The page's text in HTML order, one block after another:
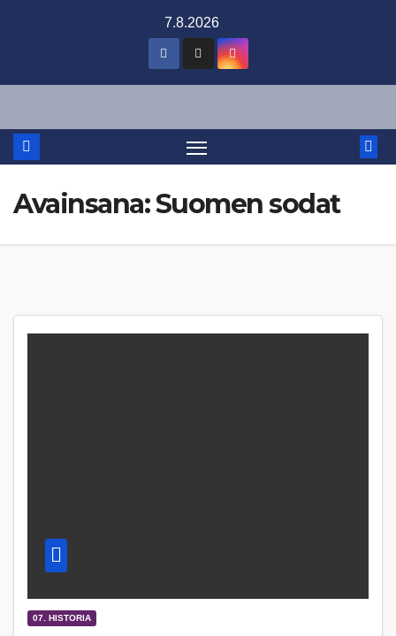
7.8.2026
Avainsana:Suomen sodat
07. HISTORIA